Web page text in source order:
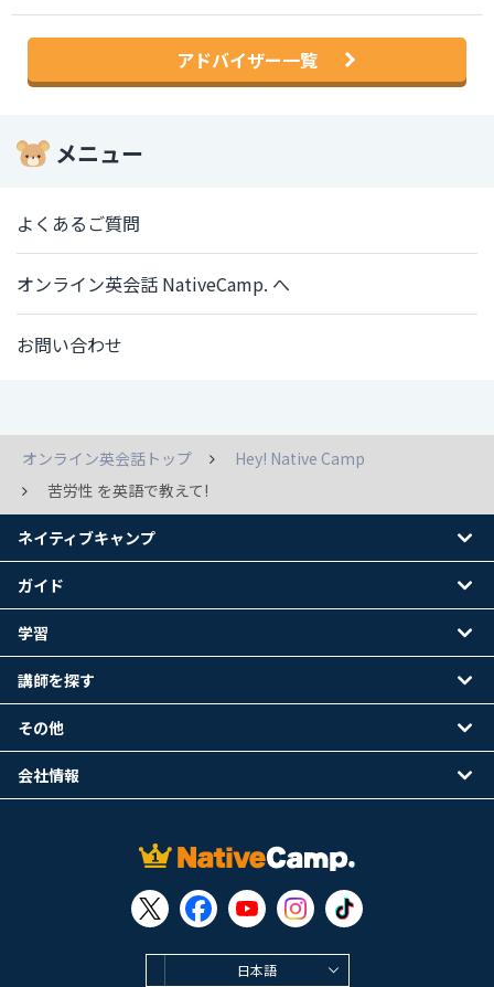
アドバイザー一覧
メニュー
よくあるご質問
オンライン英会話 NativeCamp. へ
お問い合わせ
オンライン英会話トップ
Hey! Native Camp
苦労性 を英語で教えて!
日本語
ネイティブキャンプ
ガイド
学習
講師を探す
その他
会社情報